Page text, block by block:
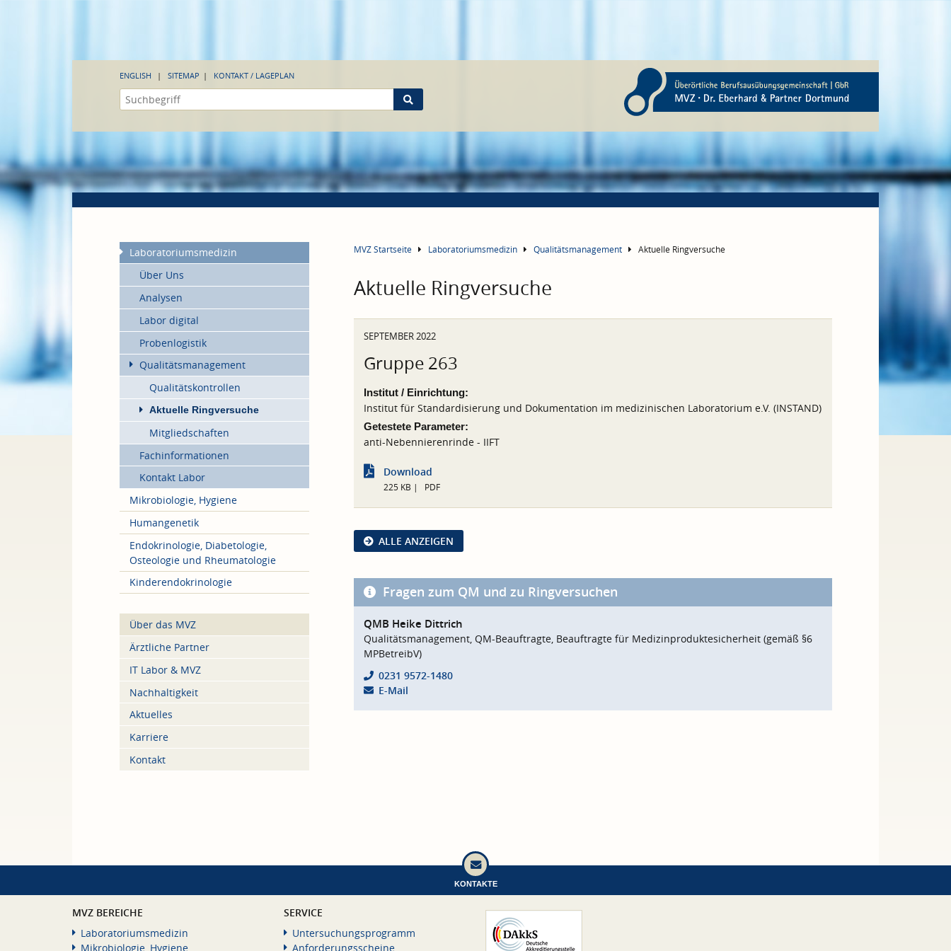
ENGLISH SITEMAP KONTAKT / LAGEPLAN
Laboratoriumsmedizin
Über Uns
Analysen
Labor digital
Probenlogistik
Qualitätsmanagement
Qualitätskontrollen
Aktuelle Ringversuche
Mitgliedschaften
Fachinformationen
Kontakt Labor
Mikrobiologie, Hygiene
Humangenetik
Endokrinologie, Diabetologie,
Osteologie und Rheumatologie
Kinderendokrinologie
Über das MVZ
Ärztliche Partner
IT Labor & MVZ
Nachhaltigkeit
Aktuelles
Karriere
Kontakt
MVZ Startseite Laboratoriumsmedizin Qualitätsmanagement Aktuelle Ringversuche
Aktuelle Ringversuche
SEPTEMBER 2022
Gruppe 263
Institut / Einrichtung:
Institut für Standardisierung und Dokumentation im medizinischen Laboratorium e.V. (INSTAND)
Getestete Parameter:
anti-Nebennierenrinde - IIFT
Download
225 KB PDF
ALLE ANZEIGEN
Fragen zum QM und zu Ringversuchen
QMB Heike Dittrich
Qualitätsmanagement, QM-Beauftragte, Beauftragte für Medizinproduktesicherheit (gemäß §6
MPBetreibV)
0231 9572-1480
E-Mail
KONTAKTE
MVZ BEREICHE
Laboratoriumsmedizin
Mikrobiologie, Hygiene
SERVICE
Untersuchungsprogramm
Anforderungsscheine